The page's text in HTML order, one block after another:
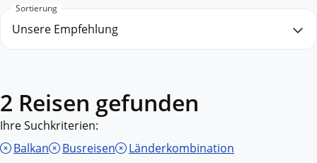
Sortierung
2 Reisen gefunden
Ihre Suchkriterien:
Balkan
Busreisen Länderkombination